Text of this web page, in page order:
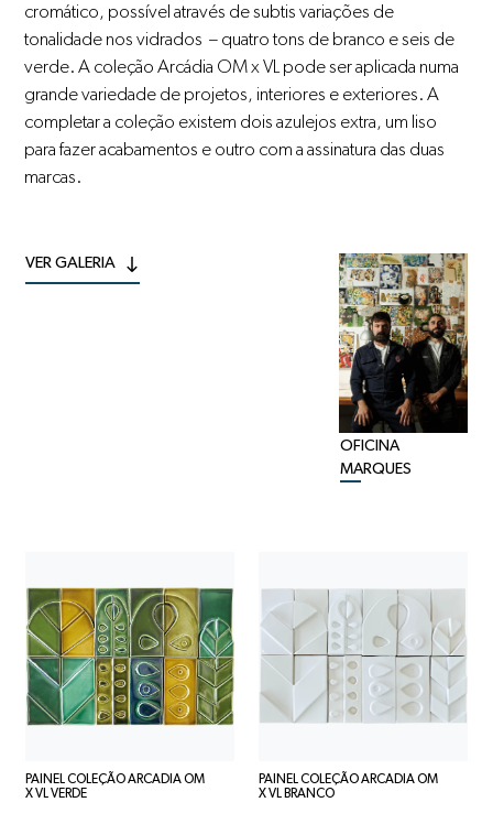
cromático, possível através de subtis variações de
tonalidade nos vidrados – quatro tons de branco e seis de
verde. A coleção Arcádia OM x VL pode ser aplicada numa
grande variedade de projetos, interiores e exteriores. A
completar a coleção existem dois azulejos extra, um liso
para fazer acabamentos e outro com a assinatura das duas
marcas.
VER GALERIA
OFICINA
MARQUES
PAINEL COLEÇÃO ARCADIA OM
X VL VERDE
PAINEL COLEÇÃO ARCADIA OM
X VL BRANCO